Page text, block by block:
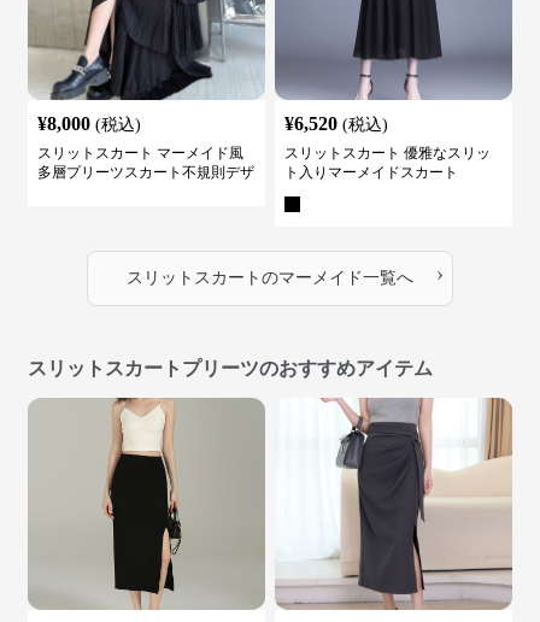
¥8,000 (税込)
スリットスカート マーメイド風
多層プリーツスカート不規則デザ
¥6,520 (税込)
スリットスカート 優雅なスリッ
ト入りマーメイドスカート
スリットスカート のマーメイド一覧へ ›
スリットスカートプリーツのおすすめアイテム